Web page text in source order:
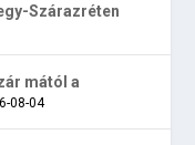
Szárazréten
mától a
08-04